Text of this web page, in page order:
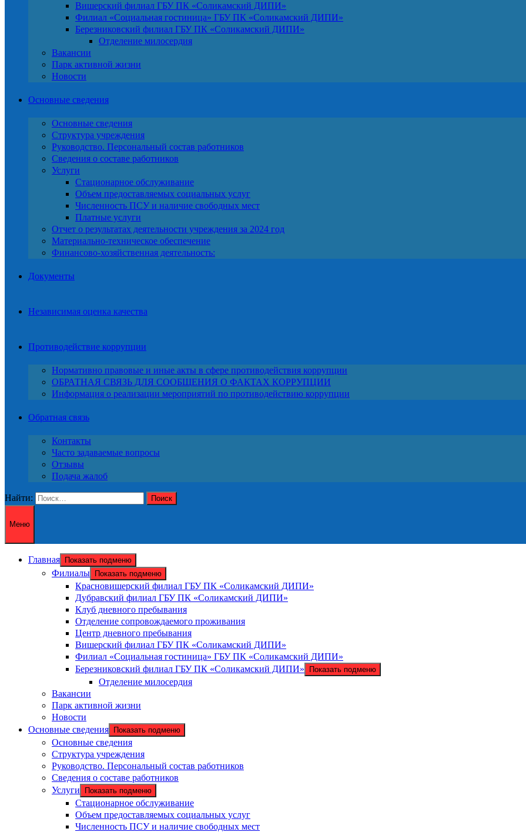
Вишерский филиал ГБУ ПК «Соликамский ДИПИ»
Филиал «Социальная гостиница» ГБУ ПК «Соликамский ДИПИ»
Березниковский филиал ГБУ ПК «Соликамский ДИПИ»
Отделение милосердия
Вакансии
Парк активной жизни
Новости
Основные сведения
Основные сведения
Структура учреждения
Руководство. Персональный состав работников
Сведения о составе работников
Услуги
Стационарное обслуживание
Объем предоставляемых социальных услуг
Численность ПСУ и наличие свободных мест
Платные услуги
Отчет о результатах деятельности учреждения за 2024 год
Материально-техническое обеспечение
Финансово-хозяйственная деятельность:
Документы
Независимая оценка качества
Противодействие коррупции
Нормативно правовые и иные акты в сфере противодействия коррупции
ОБРАТНАЯ СВЯЗЬ ДЛЯ СООБЩЕНИЯ О ФАКТАХ КОРРУПЦИИ
Информация о реализации мероприятий по противодействию коррупции
Обратная связь
Контакты
Часто задаваемые вопросы
Отзывы
Подача жалоб
Найти:
Меню
Главная Показать подменю
Филиалы Показать подменю
Красновишерский филиал ГБУ ПК «Соликамский ДИПИ»
Дубравский филиал ГБУ ПК «Соликамский ДИПИ»
Клуб дневного пребывания
Отделение сопровождаемого проживания
Центр дневного пребывания
Вишерский филиал ГБУ ПК «Соликамский ДИПИ»
Филиал «Социальная гостиница» ГБУ ПК «Соликамский ДИПИ»
Березниковский филиал ГБУ ПК «Соликамский ДИПИ»
Показать подменю
Отделение милосердия
Вакансии
Парк активной жизни
Новости
Основные сведения
Показать подменю
Основные сведения
Структура учреждения
Руководство. Персональный состав работников
Сведения о составе работников
Услуги
Показать подменю
Стационарное обслуживание
Объем предоставляемых социальных услуг
Численность ПСУ и наличие свободных мест